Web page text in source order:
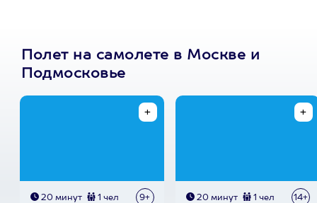
Полет на самолете в Москве и
Подмосковье
20 минут 1 чел 9+ 20 минут 1 чел 14+